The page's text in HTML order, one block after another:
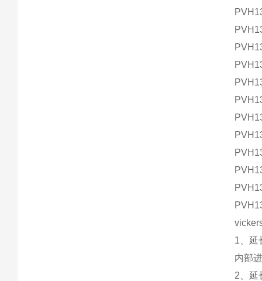
1、延
内部
2、延